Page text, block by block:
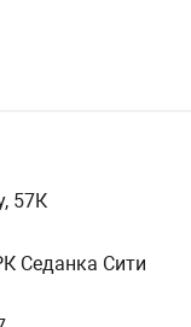
57К
Седанка Сити